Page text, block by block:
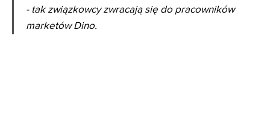
- tak związkowcy zwracają się do pracowników
marketów Dino.